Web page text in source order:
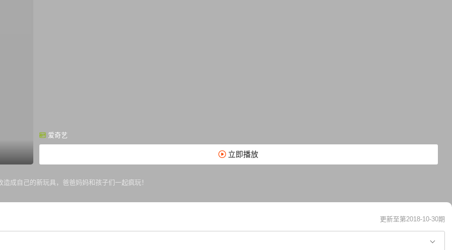
爱奇艺
立即播放
成自己的新玩具，爸爸妈妈和孩子们一起疯玩！
更新至第2018-10-30期